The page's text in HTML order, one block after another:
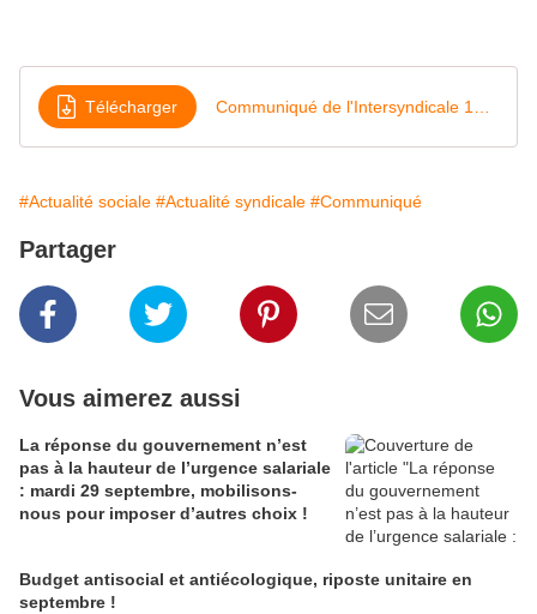
Télécharger
#Actualité sociale #Actualité syndicale #Communiqué
Partager
Vous aimerez aussi
La réponse du gouvernement n’est
pas à la hauteur de l’urgence salariale
: mardi 29 septembre, mobilisons-
nous pour imposer d’autres choix !
Budget antisocial et antiécologique, riposte unitaire en
septembre !